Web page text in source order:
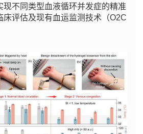
现不同类型血液循环并发症的精准
床评估及现有血运监测技术（O2C